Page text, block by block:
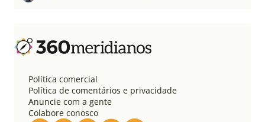
Política comercial
Política de comentários e privacidade
Anuncie com a gente
Colabore conosco